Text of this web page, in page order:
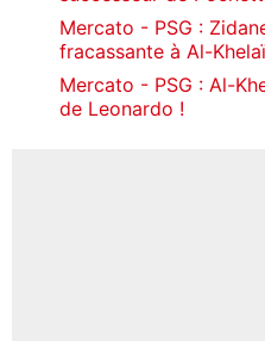
Mercato - PSG :
fracassante à Al-
Mercato - PSG : Al-
de Leonardo !